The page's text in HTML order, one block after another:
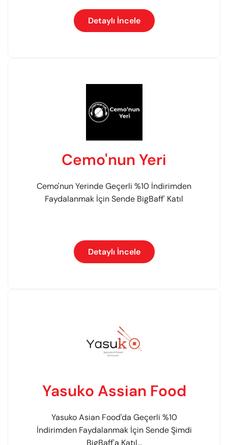
Detaylı İncele
Cemo'nun Yeri
Cemo'nun Yerinde Geçerli %10 İndirimden
Faydalanmak İçin Sende BigBaff' Katıl
Detaylı İncele
Yasuko Assian Food
Yasuko Asian Food'da Geçerli %10
İndirimden Faydalanmak İçin Sende Şimdi
BigBaff'a Katıl...